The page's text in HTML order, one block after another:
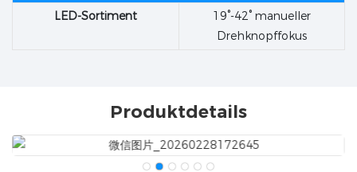
LED-Sortiment
19°-42° manueller
Drehknopffokus
Produktdetails